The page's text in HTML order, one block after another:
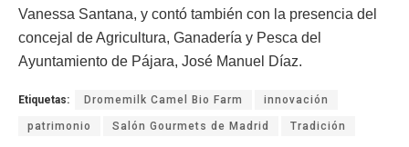
Vanessa Santana, y contó también con la presencia del
concejal de Agricultura, Ganadería y Pesca del
Ayuntamiento de Pájara, José Manuel Díaz.
Etiquetas: Dromemilk Camel Bio Farm innovación
patrimonio Salón Gourmets de Madrid Tradición